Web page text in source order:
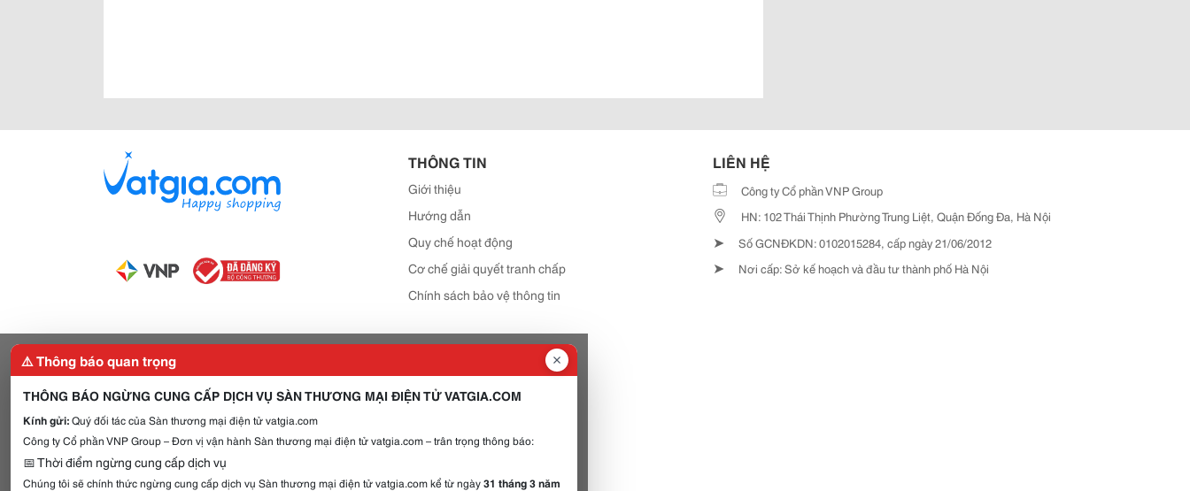
THÔNG TIN
Giới thiệu
Hướng dẫn
Quy chế hoạt động
Cơ chế giải quyết tranh chấp
Chính sách bảo vệ thông tin
LIÊN HỆ
Công ty Cổ phần VNP Group
HN: 102 Thái Thịnh Phường Trung Liệt, Quận Đống Đa, Hà Nội
➤ Số GCNĐKDN: 0102015284, cấp ngày 21/06/2012
➤ Nơi cấp: Sở kế hoạch và đầu tư thành phố Hà Nội
⚠️ Thông báo quan trọng
THÔNG BÁO NGỪNG CUNG CẤP DỊCH VỤ SÀN THƯƠNG MẠI ĐIỆN TỬ VATGIA.COM
Kính gửi:Quý đối tác của Sàn thương mại điện tử vatgia.com
Công ty Cổ phần VNP Group – Đơn vị vận hành Sàn thương mại điện tử vatgia.com – trân trọng thông báo:
📅 Thời điểm ngừng cung cấp dịch vụ
Chúng tôi sẽ chính thức ngừng cung cấp dịch vụ Sàn thương mại điện tử vatgia.com kể từ ngày31 tháng 3 năm